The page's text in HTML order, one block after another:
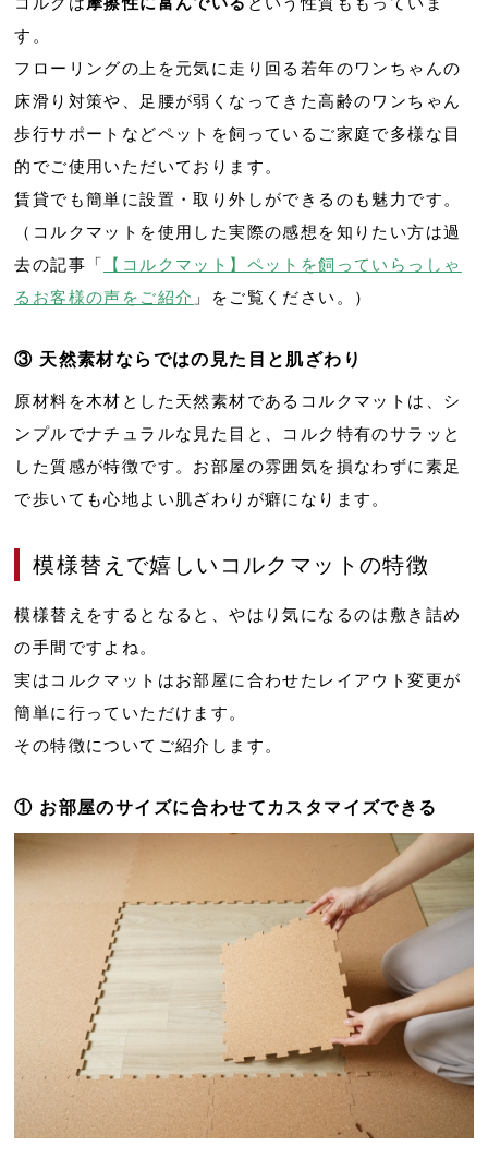
す。
フローリングの上を元気に走り回る若年のワンちゃんの
床滑り対策や、足腰が弱くなってきた高齢のワンちゃん
歩行サポートなどペットを飼っているご家庭で多様な目
的でご使用いただいております。
賃貸でも簡単に設置・取り外しができるのも魅力です。
（コルクマットを使用した実際の感想を知りたい方は過
去の記事「
【コルクマット】ペットを飼っていらっしゃ
るお客様の声をご紹介 」をご覧ください。）
③ 天然素材ならではの見た目と肌ざわり
原材料を木材とした天然素材であるコルクマットは、シ
ンプルでナチュラルな見た目と、コルク特有のサラッと
した質感が特徴です。お部屋の雰囲気を損なわずに素足
で歩いても心地よい肌ざわりが癖になります。
模様替えで嬉しいコルクマットの特徴
模様替えをするとなると、やはり気になるのは敷き詰め
の手間ですよね。
実はコルクマットはお部屋に合わせたレイアウト変更が
簡単に行っていただけます。
その特徴についてご紹介します。
① お部屋のサイズに合わせてカスタマイズできる